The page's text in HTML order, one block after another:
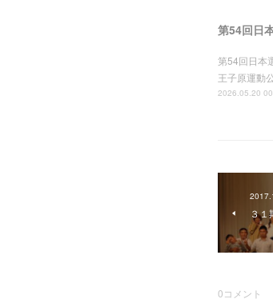
第54回日
第54回日本
王子原運動
2026.05.20
３
0コメント